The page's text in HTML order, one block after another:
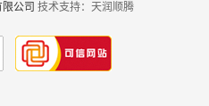
公司 技术支持：天润顺腾